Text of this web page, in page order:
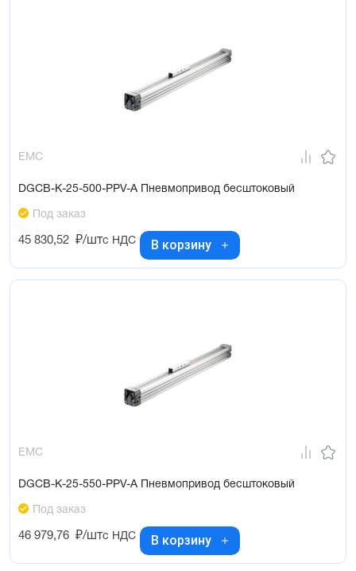
EMC
DGCB-K-25-500-PPV-A Пневмопривод бесштоковый
Под заказ
45 830,52 ₽/штс НДС В корзину
EMC
DGCB-K-25-550-PPV-A Пневмопривод бесштоковый
Под заказ
46 979,76 ₽/штс НДС В корзину